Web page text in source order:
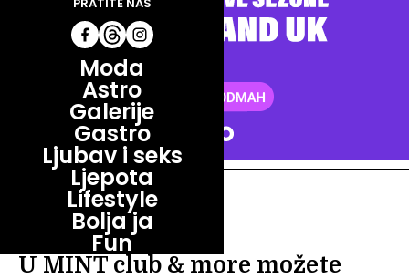
Moda
Astro
Galerije
Gastro
Ljubav i seks
Ljepota
Lifestyle
Bolja ja
Fun
PROMO
NAJPOŽELJNIJA ADRESA
U MINT club & more možete